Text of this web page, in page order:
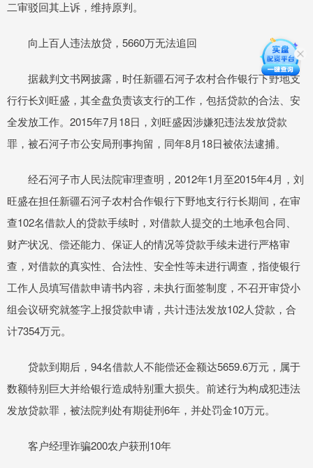
二审驳回其上诉，维持原判。
向上百人违法放贷，5660万无法追回
据裁判文书网披露，时任新疆石河子农村合作银行下野地支
行行长刘旺盛，其全盘负责该支行的工作，包括贷款的合法、安
全发放工作。2015年7月18日，刘旺盛因涉嫌犯违法发放贷款
罪，被石河子市公安局刑事拘留，同年8月18日被依法逮捕。
经石河子市人民法院审理查明，2012年1月至2015年4月，刘
旺盛在担任新疆石河子农村合作银行下野地支行行长期间，在审
查102名借款人的贷款手续时，对借款人提交的土地承包合同、
财产状况、偿还能力、保证人的情况等贷款手续未进行严格审
查，对借款的真实性、合法性、安全性等未进行调查，指使银行
工作人员填写借款申请书内容，未执行面签制度，不召开审贷小
组会议研究就签字上报贷款申请，共计违法发放102人贷款，合
计7354万元。
贷款到期后，94名借款人不能偿还金额达5659.6万元，属于
数额特别巨大并给银行造成特别重大损失。前述行为构成犯违法
发放贷款罪，被法院判处有期徒刑6年，并处罚金10万元。
客户经理诈骗200农户获刑10年